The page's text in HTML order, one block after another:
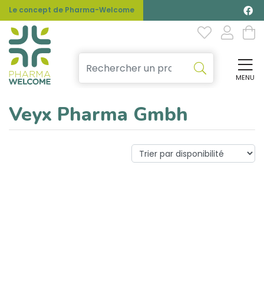
Le concept de Pharma-Welcome
MENU
Veyx Pharma Gmbh